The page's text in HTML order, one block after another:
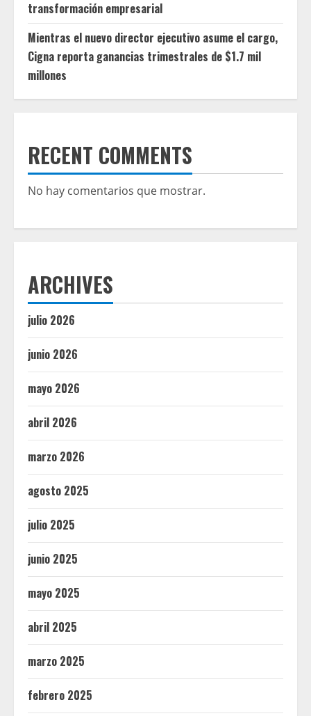
transformación empresarial
Mientras el nuevo director ejecutivo asume el cargo,
Cigna reporta ganancias trimestrales de $1.7 mil
millones
RECENT COMMENTS
No hay comentarios que mostrar.
ARCHIVES
julio 2026
junio 2026
mayo 2026
abril 2026
marzo 2026
agosto 2025
julio 2025
junio 2025
mayo 2025
abril 2025
marzo 2025
febrero 2025